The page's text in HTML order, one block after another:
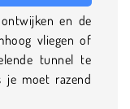
en de
vliegen of
tunnel te
je moet razend